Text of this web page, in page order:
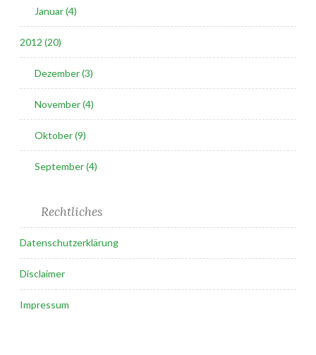
Januar (4)
2012 (20)
Dezember (3)
November (4)
Oktober (9)
September (4)
Rechtliches
Datenschutzerklärung
Disclaimer
Impressum